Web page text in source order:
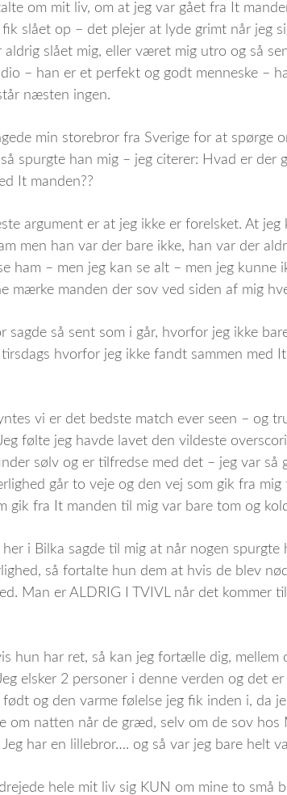
om mit liv, om at jeg var gået fra It
fik slået op – det plejer at lyde grimt når jeg
aldrig slået mig, eller været mig utro og så
– han er et perfekt og godt menneske –
næsten ingen.
min storebror fra Sverige for at spørge
spurgte han mig – jeg citerer: Hvad er der
It manden??
argument er at jeg ikke er forelsket. At
men han var der bare ikke, han var der
ham – men jeg kan se alt – men jeg kunne
mærke manden der sov ved siden af mig
sagde så sent som i går, hvorfor jeg ikke
tirsdags hvorfor jeg ikke fandt sammen med
vi er det bedste match ever seen – og
følte jeg havde lavet den vildeste
sølv og er tilfredse med det – jeg var
går to veje og den vej som gik fra
gik fra It manden til mig var bare tom og
her i Bilka sagde til mig at når nogen
så fortalte hun dem at hvis de blev
Man er ALDRIG I TVIVL når det kommer
hun har ret, så kan jeg fortælle dig,
elsker 2 personer i denne verden og det
født og den varme følelse jeg fik inden i, da
om natten når de græd, selv om de sov
Jeg har en lillebror…. og så var jeg bare helt
drejede hele mit liv sig KUN om mine to små